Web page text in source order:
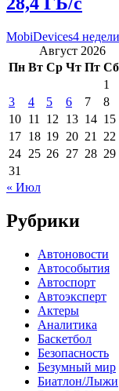
MobiDevices4
Август 2026
Пн Вт Ср Чт Пт Сб
1
3
4 5 6 7 8
10 11 12 13 14 15
17 18 19 20 21 22
24 25 26 27 28 29
31
« Июл
Рубрики
Автоновости
Автособытия
Автоспорт
Автоэксперт
Актеры
Аналитика
Баскетбол
Безопасность
Безумный мир
Биатлон/Лыжи